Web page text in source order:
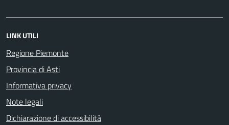
LINK UTILI
Regione Piemonte
Provincia di Asti
Informativa privacy
Note legali
Dichiarazione di accessibilità